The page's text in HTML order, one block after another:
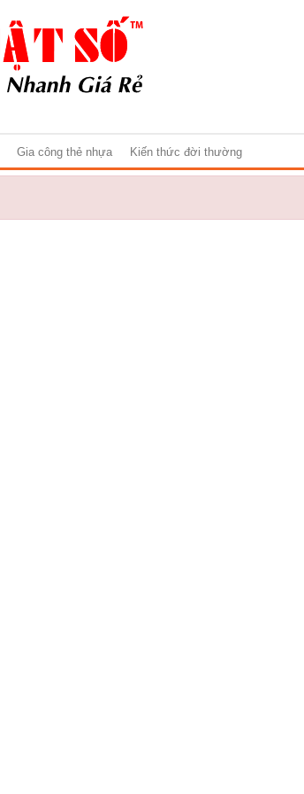
Gia công thẻ nhựa Kiến thức đời thường